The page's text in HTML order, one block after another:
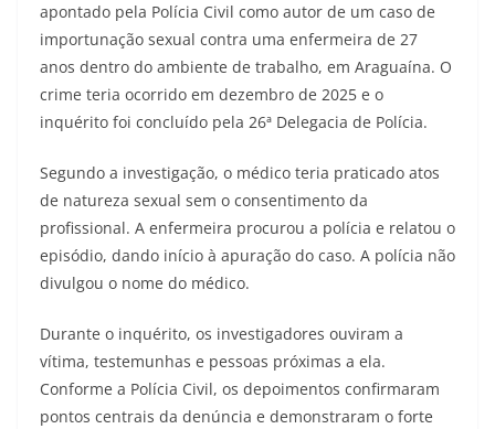
apontado pela Polícia Civil como autor de um caso de
importunação sexual contra uma enfermeira de 27
anos dentro do ambiente de trabalho, em Araguaína. O
crime teria ocorrido em dezembro de 2025 e o
inquérito foi concluído pela 26ª Delegacia de Polícia.
Segundo a investigação, o médico teria praticado atos
de natureza sexual sem o consentimento da
profissional. A enfermeira procurou a polícia e relatou o
episódio, dando início à apuração do caso. A polícia não
divulgou o nome do médico.
Durante o inquérito, os investigadores ouviram a
vítima, testemunhas e pessoas próximas a ela.
Conforme a Polícia Civil, os depoimentos confirmaram
pontos centrais da denúncia e demonstraram o forte